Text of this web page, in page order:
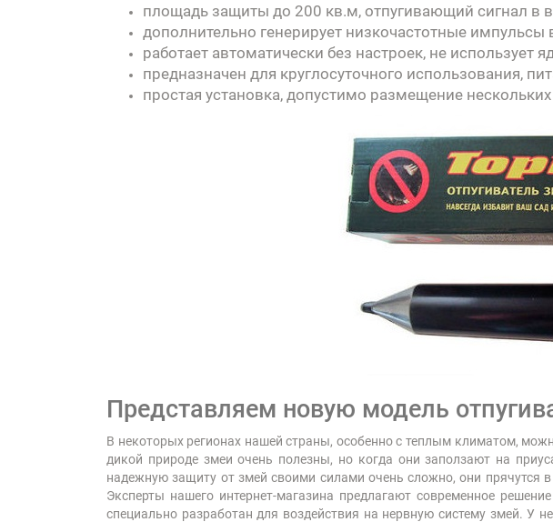
площадь защиты до 200 кв.м, отпугивающий сигнал в
дополнительно генерирует низкочастотные импульсы
работает автоматически без настроек, не использует
предназначен для круглосуточного использования,
простая установка, допустимо размещение
Представляем новую модель
В некоторых регионах нашей страны, особенно с теплым климатом,
дикой природе змеи очень полезны, но когда они заползают на
надежную защиту от змей своими силами очень сложно, они прячутся
Эксперты нашего интернет-магазина предлагают современное
специально разработан для воздействия на нервную систему змей. У